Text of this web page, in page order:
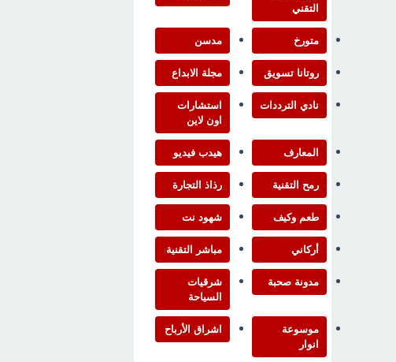
التقني
متورخ مدسن
روتانا تسويق مجلة الابداع
نادي الترددات
استشارات
اون لاين
المعارف هيدب فيديو
رمح التقنية رذاذ التجارة
طعم وكيف شهود نت
أركاني مباشر التقنية
مدونة صحبة
شرقيات
السياحة
موسوعة
انوار
اشراق الأرباح